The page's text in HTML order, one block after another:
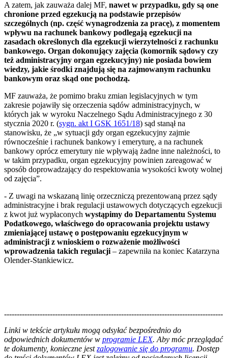
A zatem, jak zauważa dalej MF, nawet w przypadku, gdy są one
chronione przed egzekucją na podstawie przepisów
szczególnych (np. część wynagrodzenia za pracę), z momentem
wpływu na rachunek bankowy podlegają egzekucji na
zasadach określonych dla egzekucji wierzytelności z rachunku
bankowego. Organ dokonujący zajęcia (komornik sądowy czy
też administracyjny organ egzekucyjny) nie posiada bowiem
wiedzy, jakie środki znajdują się na zajmowanym rachunku
bankowym oraz skąd one pochodzą.
MF zauważa, że pomimo braku zmian legislacyjnych w tym
zakresie pojawiły się orzeczenia sądów administracyjnych, w
których jak w wyroku Naczelnego Sądu Administracyjnego z 30
stycznia 2020 r. (sygn. akt I GSK 1651/18) sąd stanął na
stanowisku, że „w sytuacji gdy organ egzekucyjny zajmie
równocześnie i rachunek bankowy i emeryturę, a na rachunek
bankowy oprócz emerytury nie wpływają żadne inne należności, to
w takim przypadku, organ egzekucyjny powinien zareagować w
sposób doprowadzający do respektowania wysokości kwoty wolnej
od zajęcia”.
- Z uwagi na wskazaną linię orzeczniczą prezentowaną przez sądy
administracyjne i brak regulacji ustawowych dotyczących egzekucji
z kwot już wypłaconych wystąpimy do Departamentu Systemu
Podatkowego, właściwego do opracowania projektu ustawy
zmieniającej ustawę o postępowaniu egzekucyjnym w
administracji z wnioskiem o rozważenie możliwości
wprowadzenia takich regulacji – zapewniła na koniec Katarzyna
Olender-Stankiewicz.
--------------------------------------------------------------------------------------
Linki w tekście artykułu mogą odsyłać bezpośrednio do
odpowiednich dokumentów w programie LEX. Aby móc przeglądać
te dokumenty, konieczne jestzalogowanie się do programu. Dostęp